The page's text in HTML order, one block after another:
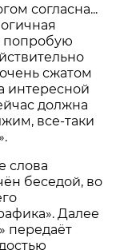
согласна...
попробую
сжатом
интересной
должна
все-таки
слова
беседой, во
Далее
передаёт